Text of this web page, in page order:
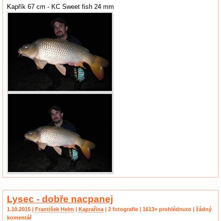
Kapřík 67 cm - KC Sweet fish 24 mm
Lysec - dobře nacpanej
1.10.2015 | František Helm | Kaprařina | 2 fotografie | 1613× prohlédnuto | žádný
komentář